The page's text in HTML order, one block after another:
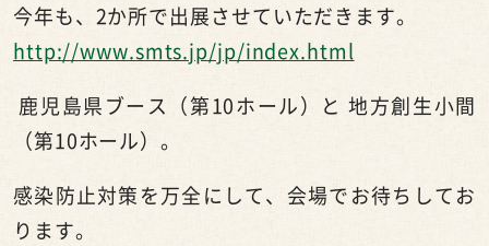
今年も、 2か所で出展させていただきます。
http://www.smts.jp/jp/index.html
鹿児島県ブース（第10ホール）と 地方創生小間
（第10ホール）。
感染防止対策を万全にして、会場でお待ちしてお
ります。